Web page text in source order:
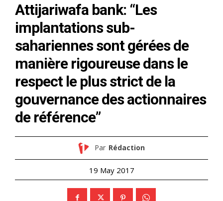
Attijariwafa bank: “Les
implantations sub-
sahariennes sont gérées de
manière rigoureuse dans le
respect le plus strict de la
gouvernance des actionnaires
de référence”
Par Rédaction
19 May 2017